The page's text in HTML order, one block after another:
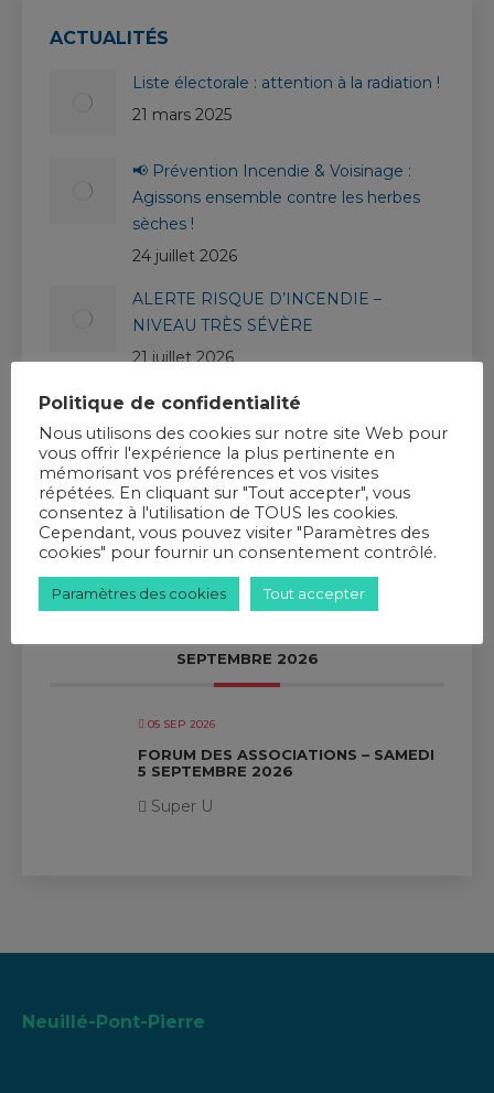
ACTUALITÉS
Liste électorale : attention à la radiation !
21 mars 2025
📢 Prévention Incendie & Voisinage :
Agissons ensemble contre les herbes
sèches !
24 juillet 2026
ALERTE RISQUE D’INCENDIE –
NIVEAU TRÈS SÉVÈRE
21 juillet 2026
Vigilance rouge canicule
10 juillet 2026
EVENEMENTS A VENIR
SEPTEMBRE 2026
05 SEP 2026
FORUM DES ASSOCIATIONS – SAMEDI
5 SEPTEMBRE 2026
Super U
Neuillé-Pont-Pierre
Politique de confidentialité
Nous utilisons des cookies sur notre site Web pour
vous offrir l'expérience la plus pertinente en
mémorisant vos préférences et vos visites
répétées. En cliquant sur "Tout accepter", vous
consentez à l'utilisation de TOUS les cookies.
Cependant, vous pouvez visiter "Paramètres des
cookies" pour fournir un consentement contrôlé.
Paramètres des cookies Tout accepter